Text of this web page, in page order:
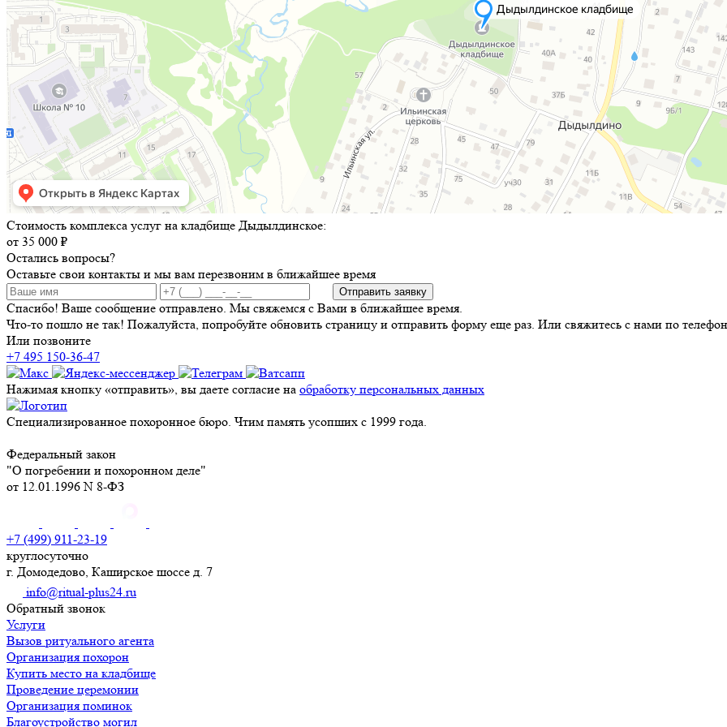
Стоимость комплекса услуг на кладбище Дыдылдинское:
от 35 000 ₽
Остались вопросы?
Оставьте свои контакты и мы вам перезвоним в ближайшее время
Отправить заявку
Спасибо! Ваше сообщение отправлено. Мы свяжемся с Вами в ближайшее время.
Что-то пошло не так! Пожалуйста, попробуйте обновить страницу и отправить форму еще раз. Или свяжитесь с нами по
Или позвоните
+7 495 150-36-47
Нажимая кнопку «отправить», вы даете согласие на обработку персональных данных
Специализированное похоронное бюро. Чтим память усопших с 1999 года.
Федеральный закон
"О погребении и похоронном деле"
от 12.01.1996 N 8-ФЗ
+7 (499) 911-23-19
круглосуточно
г. Домодедово, Каширское шоссе д. 7
info@ritual-plus24.ru
Обратный звонок
Услуги
Вызов ритуального агента
Организация похорон
Купить место на кладбище
Проведение церемонии
Организация поминок
Благоустройство могил